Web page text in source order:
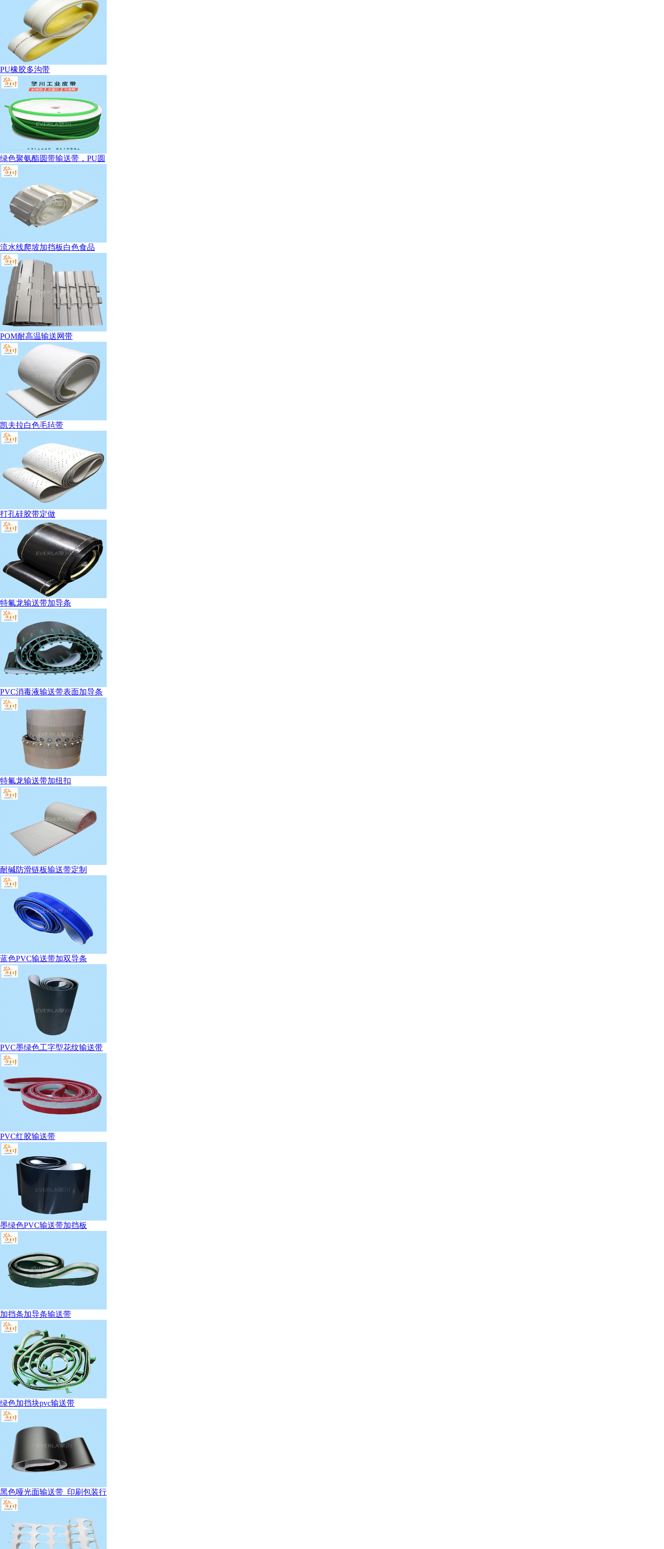
PU橡胶多沟带
绿色聚氨酯圆带输送带，PU圆
流水线爬坡加挡板白色食品
POM耐高温输送网带
凯夫拉白色毛毡带
打孔硅胶带定做
特氟龙输送带加导条
PVC消毒液输送带表面加导条
特氟龙输送带加纽扣
耐碱防滑链板输送带定制
蓝色PVC输送带加双导条
PVC墨绿色工字型花纹输送带
PVC红胶输送带
墨绿色PVC输送带加挡板
加挡条加导条输送带
绿色加挡块pvc输送带
黑色哑光面输送带_印刷包装行